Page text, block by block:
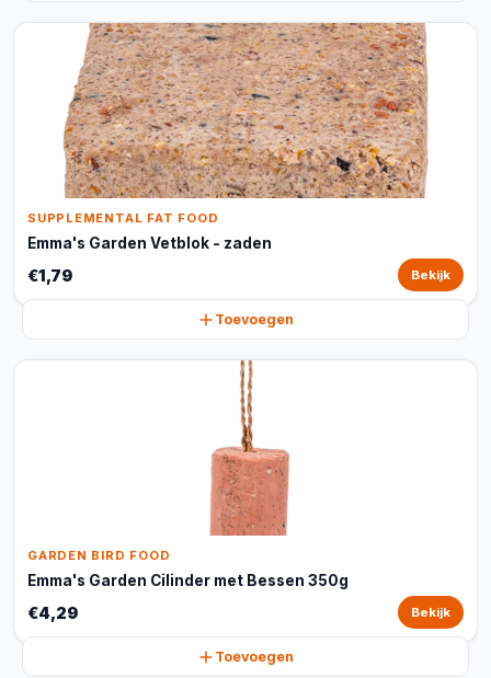
SUPPLEMENTAL FAT FOOD
Emma's Garden Vetblok - zaden
€1,79 Bekijk
Toevoegen
GARDEN BIRD FOOD
Emma's Garden Cilinder met Bessen 350g
€4,29 Bekijk
Toevoegen